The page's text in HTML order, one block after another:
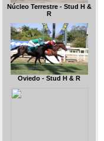
Núcleo Terrestre - Stud H &
R
Oviedo - Stud H & R